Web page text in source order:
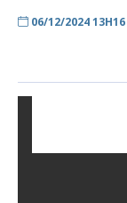
06/12/2024 13H16